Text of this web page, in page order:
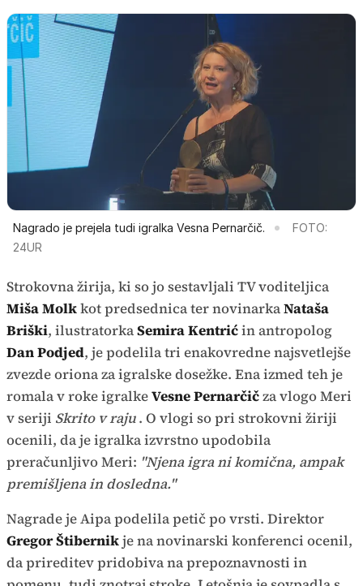
Nagrado je prejela tudi igralka Vesna Pernarčič.
FOTO:
24UR
Strokovna žirija, ki so jo sestavljali TV voditeljica
Miša Molkkot predsednica ter novinarkaNataša
Briški, ilustratorkaSemira Kentrićin antropolog
Dan Podjed, je podelila tri enakovredne najsvetlejše
zvezde oriona za igralske dosežke. Ena izmed teh je
romala v roke igralkeVesne Pernarčičza vlogo Meri
v seriji Skrito v raju. O vlogi so pri strokovni žiriji
ocenili, da je igralka izvrstno upodobila
preračunljivo Meri: "Njena igra ni komična, ampak
premišljena in dosledna."
Nagrade je Aipa podelila petič po vrsti. Direktor
Gregor Štibernikje na novinarski konferenci ocenil,
da prireditev pridobiva na prepoznavnosti in